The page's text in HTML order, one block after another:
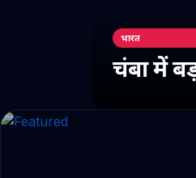
भारत
चंबा में